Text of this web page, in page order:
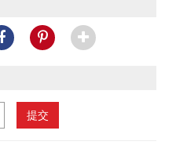
提交